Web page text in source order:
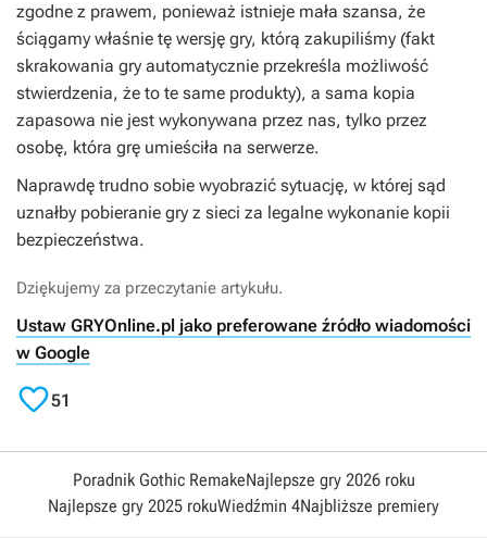
zgodne z prawem, ponieważ istnieje mała szansa, że
ściągamy właśnie tę wersję gry, którą zakupiliśmy (fakt
skrakowania gry automatycznie przekreśla możliwość
stwierdzenia, że to te same produkty), a sama kopia
zapasowa nie jest wykonywana przez nas, tylko przez
osobę, która grę umieściła na serwerze.
Naprawdę trudno sobie wyobrazić sytuację, w której sąd
uznałby pobieranie gry z sieci za legalne wykonanie kopii
bezpieczeństwa.
Dziękujemy za przeczytanie artykułu.
Ustaw GRYOnline.pl jako preferowane źródło wiadomości
w Google
51
Poradnik Gothic RemakeNajlepsze gry 2026 roku
Najlepsze gry 2025 rokuWiedźmin 4Najbliższe premiery